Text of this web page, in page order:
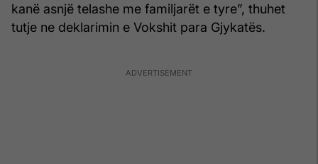
kanë asnjë telashe me familjarët e tyre”, thuhet
tutje ne deklarimin e Vokshit para Gjykatës.